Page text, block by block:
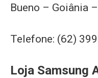
Bueno – Goiânia
Telefone: (62)
Loja Samsung